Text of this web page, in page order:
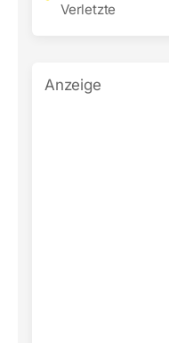
Verletzte
Anzeige